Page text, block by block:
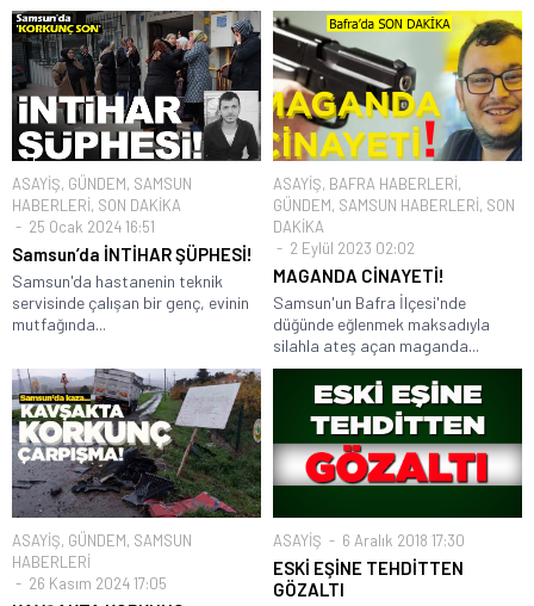
ASAYİŞ, GÜNDEM, SAMSUN
HABERLERİ, SON DAKİKA
25 Ocak 2024 16:51
Samsun’da İNTİHAR ŞÜPHESİ!
Samsun'da hastanenin teknik
servisinde çalışan bir genç, evinin
mutfağında...
ASAYİŞ, BAFRA HABERLERİ,
GÜNDEM, SAMSUN HABERLERİ, SON
DAKİKA
2 Eylül 2023 02:02
MAGANDA CİNAYETİ!
Samsun'un Bafra İlçesi'nde
düğünde eğlenmek maksadıyla
silahla ateş açan maganda...
ASAYİŞ, GÜNDEM, SAMSUN
HABERLERİ
26 Kasım 2024 17:05
ASAYİŞ 6 Aralık 2018 17:30
ESKİ EŞİNE TEHDİTTEN
GÖZALTI